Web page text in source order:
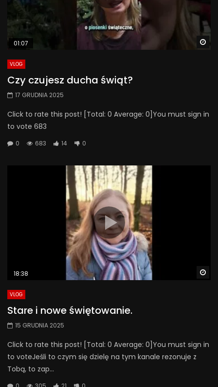
01:07
VLOG
Czy czujesz ducha świąt?
17 GRUDNIA 2025
Click to rate this post! [Total: 0 Average: 0]You must sign in
to vote 683
0 683 14 0
18:38
VLOG
Stare i nowe świętowanie.
15 GRUDNIA 2025
Click to rate this post! [Total: 0 Average: 0]You must sign in
to voteJeśli to czym się dzielę na tym kanale rezonuje z
Tobą, to zap...